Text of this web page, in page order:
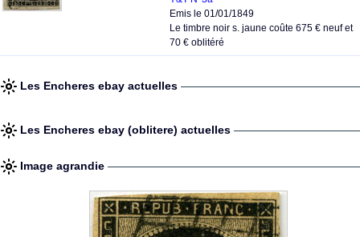
Emis le 01/01/1849
Le timbre noir s. jaune coûte 675 € neuf et
70 € oblitéré
Les Encheres ebay actuelles
Les Encheres ebay (oblitere) actuelles
Image agrandie